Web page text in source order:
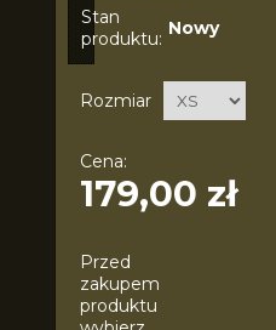
Stan
produktu: Nowy
Rozmiar
Cena:
179,00 zł
Przed
zakupem
produktu